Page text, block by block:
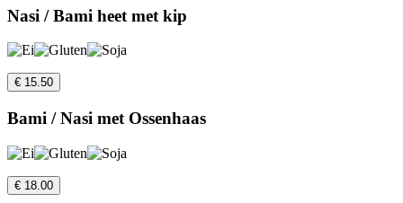
Nasi / Bami heet met kip
€ 15.50
Bami / Nasi met Ossenhaas
€ 18.00